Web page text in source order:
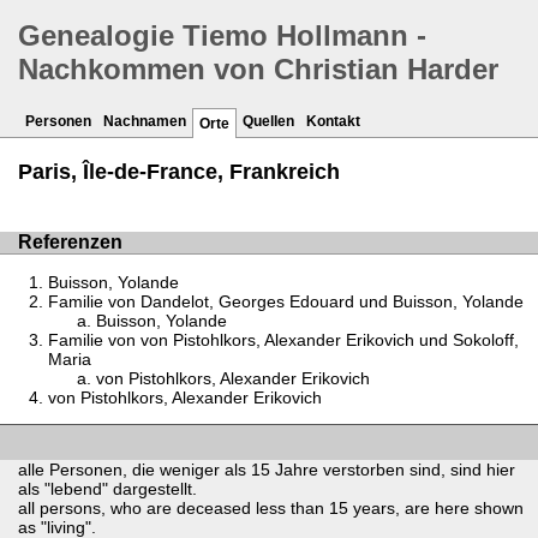
Genealogie Tiemo Hollmann -
Nachkommen von Christian Harder
Personen Nachnamen Orte Quellen Kontakt
Paris, Île-de-France, Frankreich
Referenzen
Buisson, Yolande
Familie von Dandelot, Georges Edouard und Buisson, Yolande
Buisson, Yolande
Familie von von Pistohlkors, Alexander Erikovich und Sokoloff,
Maria
von Pistohlkors, Alexander Erikovich
von Pistohlkors, Alexander Erikovich
alle Personen, die weniger als 15 Jahre verstorben sind, sind hier
als "lebend" dargestellt.
all persons, who are deceased less than 15 years, are here shown
as "living".